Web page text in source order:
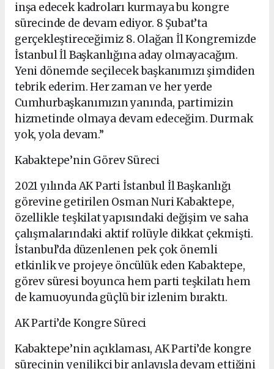
inşa edecek kadroları kurmaya bu kongre
sürecinde de devam ediyor. 8 Şubat’ta
gerçekleştireceğimiz 8. Olağan İl Kongremizde
İstanbul İl Başkanlığına aday olmayacağım.
Yeni dönemde seçilecek başkanımızı şimdiden
tebrik ederim. Her zaman ve her yerde
Cumhurbaşkanımızın yanında, partimizin
hizmetinde olmaya devam edeceğim. Durmak
yok, yola devam.”
Kabaktepe’nin Görev Süreci
2021 yılında AK Parti İstanbul İl Başkanlığı
görevine getirilen Osman Nuri Kabaktepe,
özellikle teşkilat yapısındaki değişim ve saha
çalışmalarındaki aktif rolüyle dikkat çekmişti.
İstanbul’da düzenlenen pek çok önemli
etkinlik ve projeye öncülük eden Kabaktepe,
görev süresi boyunca hem parti teşkilatı hem
de kamuoyunda güçlü bir izlenim bıraktı.
AK Parti’de Kongre Süreci
Kabaktepe’nin açıklaması, AK Parti’de kongre
sürecinin yenilikçi bir anlayışla devam ettiğini